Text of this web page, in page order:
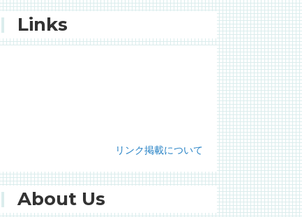
Links
リンク掲載について
About Us